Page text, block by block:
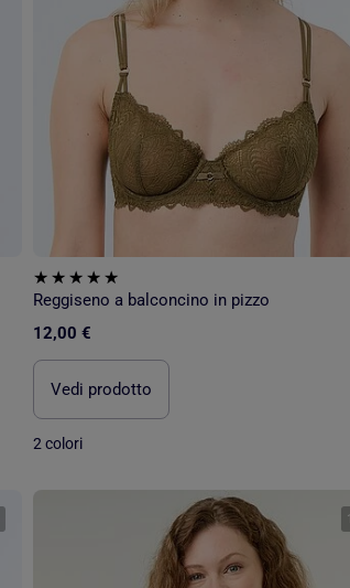
Reggiseno a balconcino in pizzo
12,00 €
Vedi prodotto
2 colori
1